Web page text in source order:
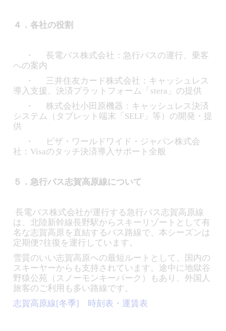
４．各社の役割
・ 長電バス株式会社：急行バスの運行、乗客
への案内
・ 三井住友カード株式会社：キャッシュレス
導入支援、決済プラットフォーム「stera」の提供
・ 株式会社小田原機器：キャッシュレス決済
システム（タブレット端末「SELF」等）の開発・提
供
・ ビザ・ワールドワイド・ジャパン株式会
社：Visaのタッチ決済導入サポート全般
５．急行バス志賀高原線について
長電バス株式会社が運行する急行バス志賀高原線
は、北陸新幹線長野駅からスキーリゾートとして有
名な志賀高原を直結するバス路線で、本シーズンは
定期便7往復を運行しています。
雪質のいい志賀高原への最短ルートとして、国内の
スキーヤーからも支持されています。途中に地獄谷
野猿公苑（スノーモンキーパーク）もあり、外国人
旅客のご利用も多い路線です。
志賀高原線[冬季] 時刻表・運賃表